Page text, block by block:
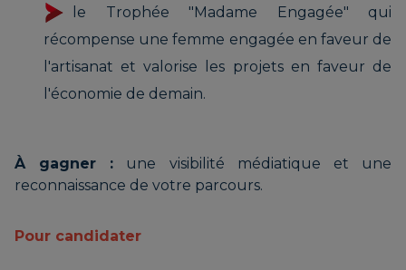
le Trophée "Madame Engagée" qui
récompense une femme engagée en faveur de
l'artisanat et valorise les projets en faveur de
l'économie de demain.
À gagner : une visibilité médiatique et une
reconnaissance de votre parcours.
Pour candidater